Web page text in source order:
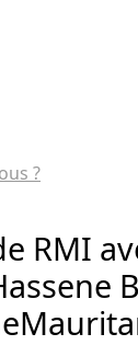
?
RMI